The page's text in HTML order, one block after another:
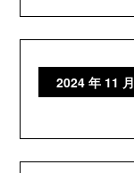
2024 年 11 月